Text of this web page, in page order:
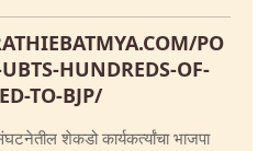
PO
HUNDREDS-OF-
TO-BJP/
शेकडो कार्यकर्त्यांचा भाजपा